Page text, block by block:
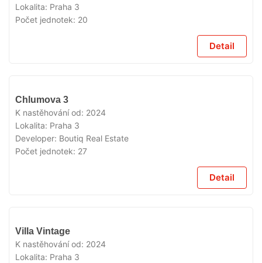
Lokalita: Praha 3
Počet jednotek: 20
Detail
Chlumova 3
K nastěhování od: 2024
Lokalita: Praha 3
Developer: Boutiq Real Estate
Počet jednotek: 27
Detail
Villa Vintage
K nastěhování od: 2024
Lokalita: Praha 3